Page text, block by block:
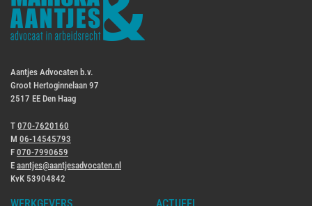
Aantjes Advocaten b.v.
Groot Hertoginnelaan 97
2517 EE Den Haag
T 070-7620160
M 06-14545793
F 070-7990659
E aantjes@aantjesadvocaten.nl
KvK 53904842